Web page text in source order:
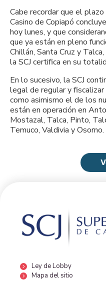
Cabe recordar que el
Casino de Copiapó
hoy lunes, y que
que ya están en pleno
Chillán, Santa Cruz y
la SCJ certifica en su
En lo sucesivo, la SCJ
legal de regular y
como asimismo el de los
están en operación en
Mostazal, Talca, Pinto,
Temuco, Valdivia y Osorno.
Ley de Lobby
Mapa del sitio